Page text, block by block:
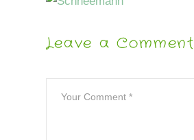
Leave a Comment